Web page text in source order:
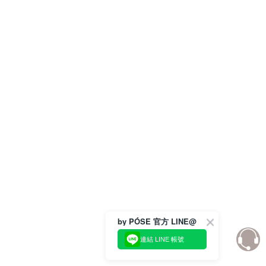
by PÓSE 官方 LINE@
連結 LINE 帳號